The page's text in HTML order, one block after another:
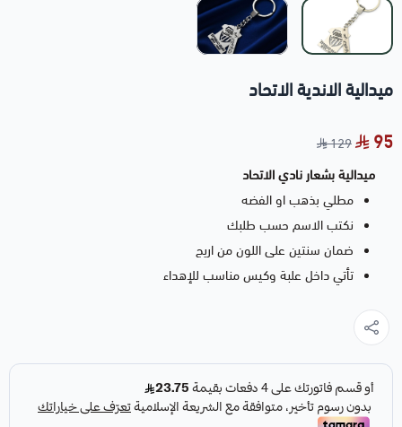
ميدالية الاندية الاتحاد
95
129
ميدالية بشعار نادي الاتحاد
مطلي بذهب او الفضه
نكتب الاسم حسب طلبك
ضمان سنتين على اللون من اريج
تأتي داخل علبة وكيس مناسب للإهداء